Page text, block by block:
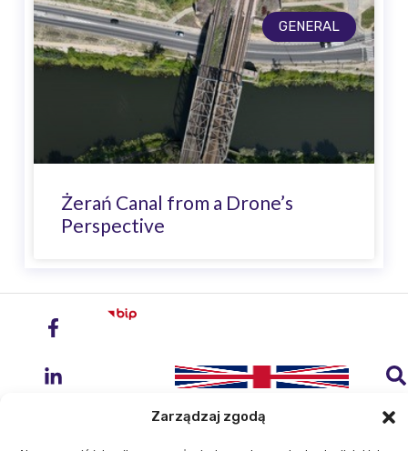
Zarządzaj zgodą
GENERAL
Żerań Canal from a Drone’s
Perspective